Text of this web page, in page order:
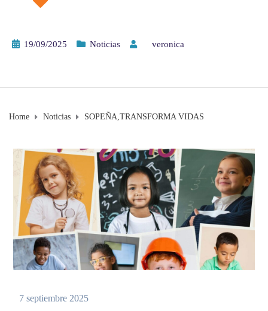
19/09/2025 Noticias veronica
Home Noticias SOPEÑA,TRANSFORMA VIDAS
7 septiembre 2025